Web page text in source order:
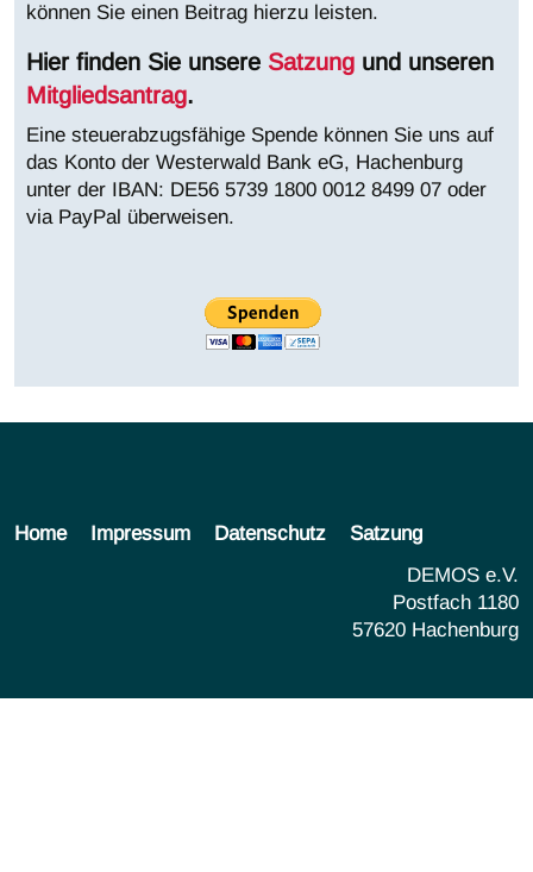
können Sie einen Beitrag hierzu leisten.
Hier finden Sie unsere Satzung und unseren
Mitgliedsantrag.
Eine steuerabzugsfähige Spende können Sie uns auf
das Konto der Westerwald Bank eG, Hachenburg
unter der IBAN: DE56 5739 1800 0012 8499 07 oder
via PayPal überweisen.
Home Impressum Datenschutz
Satzung
DEMOS e.V.
Postfach 1180
57620 Hachenburg